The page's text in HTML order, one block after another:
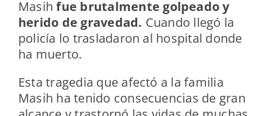
Masihfue brutalmente golpeado y
herido de gravedad. Cuando llegó la
policía lo trasladaron al hospital donde
ha muerto.
Esta tragedia que afectó a la familia
Masih ha tenido consecuencias de gran